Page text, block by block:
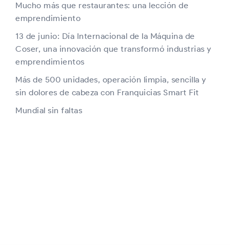
Mucho más que restaurantes: una lección de
emprendimiento
13 de junio: Día Internacional de la Máquina de
Coser, una innovación que transformó industrias y
emprendimientos
Más de 500 unidades, operación limpia, sencilla y
sin dolores de cabeza con Franquicias Smart Fit
Mundial sin faltas